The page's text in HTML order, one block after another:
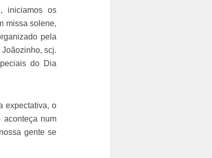
iniciamos os
missa solene,
pela
scj.
do Dia
expectativa, o
num
gente se